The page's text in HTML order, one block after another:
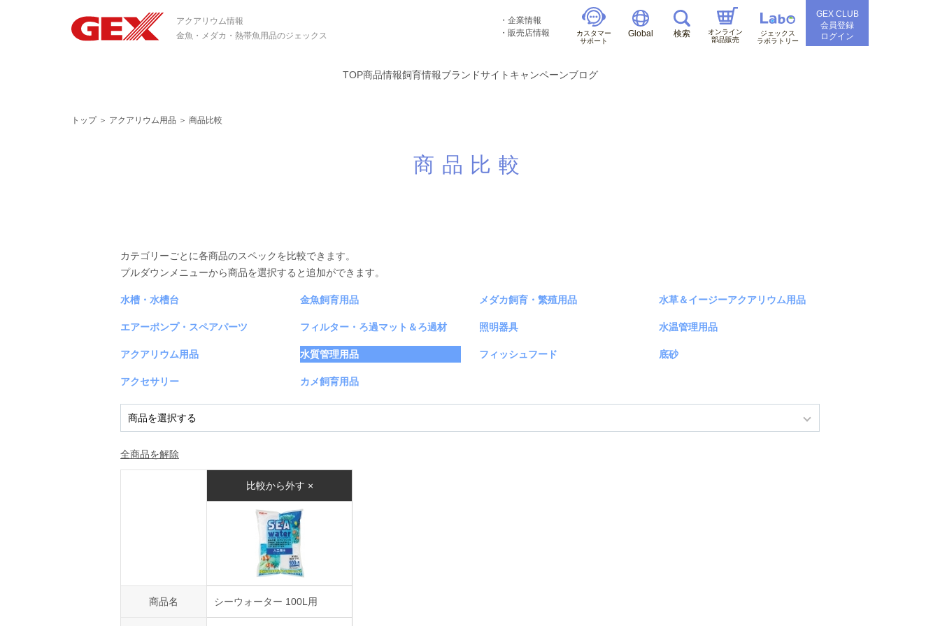
アクアリウム情報
金魚・メダカ・熱帯魚用品のジェックス
カスタマー
サポート
Global 検索
オンライン
部品販売
ジェックス
ラボラトリー
TOP商品情報飼育情報ブランドサイト キャンペーンブログ
企業情報
販売店情報
GEX CLUB
会員登録
ログイン
トップ＞ アクアリウム用品 ＞ 商品比較
商品比較
カテゴリーごとに各商品のスペックを比較できます。
プルダウンメニューから商品を選択すると追加ができます。
水槽・水槽台 金魚飼育用品 メダカ飼育・繁殖用品 水草＆イージーアクアリウム用品
エアーポンプ・スペアパーツ フィルター・ろ過マット＆ろ過材 照明器具 水温管理用品
アクアリウム用品 水質管理用品 フィッシュフード 底砂
アクセサリー カメ飼育用品
全商品を解除
比較から外す ×
商品名 シーウォーター 100L用